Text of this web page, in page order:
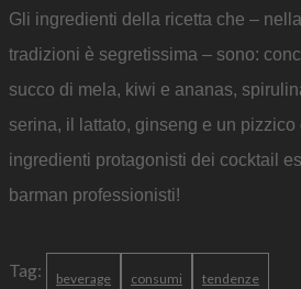
Gli ingredienti della ricetta che –
tradizioni è segretissima – sono:
succo di mela, kiwi e ananas,
serina, il lattato, ginseng e un pizzico
ingredienti protagonisti dei cocktail
barman professionisti!
Tag: beverage consumi tendenze